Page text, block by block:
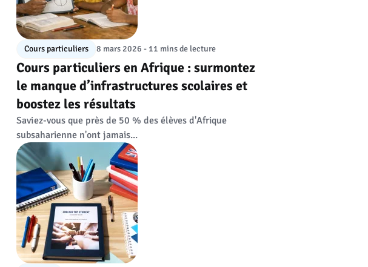
Cours particuliers 8 mars 2026 - 11 mins de lecture
Cours particuliers en Afrique : surmontez
le manque d’infrastructures scolaires et
boostez les résultats
Saviez-vous que près de 50 % des élèves d'Afrique
subsaharienne n'ont jamais...